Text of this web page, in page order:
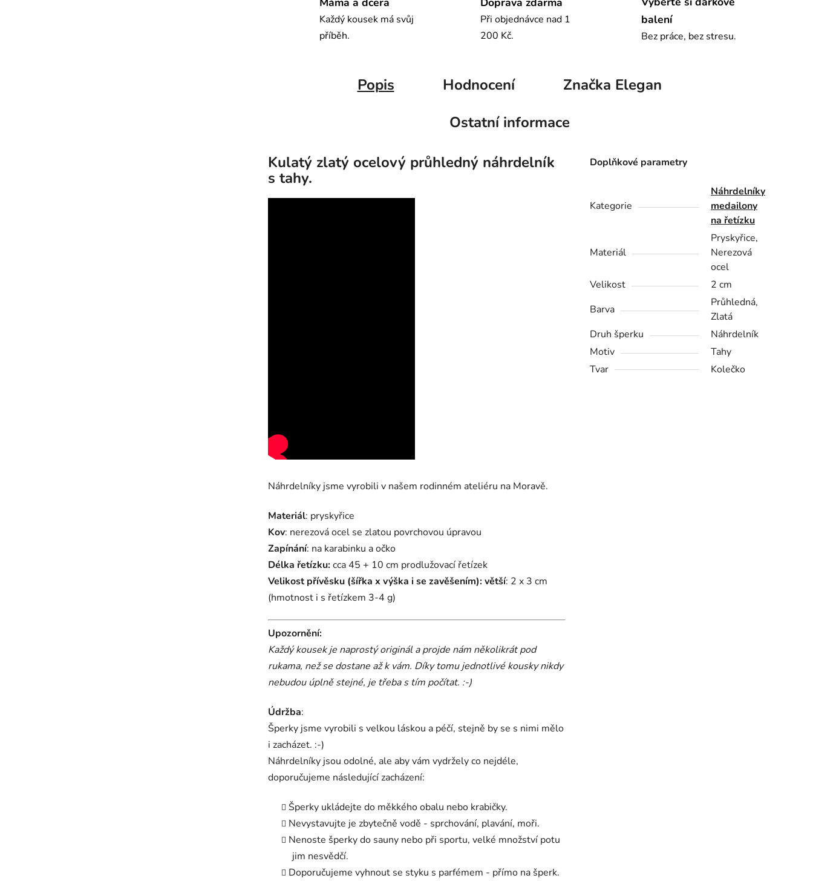
Každý kousek má svůj
příběh.
Při objednávce nad 1
200 Kč.
balení
Bez práce, bez stresu.
Popis Hodnocení Značka Elegan
Ostatní informace
Kulatý zlatý ocelový průhledný náhrdelník
s tahy.
Náhrdelníky jsme vyrobili v našem rodinném ateliéru na Moravě.
Materiál: pryskyřice
Kov: nerezová ocel se zlatou povrchovou úpravou
Zapínání: na karabinku a očko
Délka řetízku:cca 45 + 10 cm prodlužovací řetízek
Velikost přívěsku (šířka x výška i se zavěšením):větší: 2 x 3 cm
(hmotnost i s řetízkem 3-4 g)
Upozornění:
Každý kousek je naprostý originál a projde nám několikrát pod
rukama, než se dostane až k vám. Díky tomu jednotlivé kousky nikdy
nebudou úplně stejné, je třeba s tím počítat. :-)
Údržba:
Šperky jsme vyrobili s velkou láskou a péčí, stejně by se s nimi mělo
i zacházet. :-)
Náhrdelníky jsou odolné, ale aby vám vydržely co nejdéle,
doporučujeme následující zacházení:
Šperky ukládejte do měkkého obalu nebo krabičky.
Nevystavujte je zbytečně vodě - sprchování, plavání, moři.
Nenoste šperky do sauny nebo při sportu, velké množství potu
jim nesvědčí.
Doporučujeme vyhnout se styku s parfémem - přímo na šperk.
Doplňkové parametry
Kategorie
Náhrdelníky
medailony
na řetízku
Materiál
Pryskyřice,
Nerezová
ocel
Velikost
2 cm
Barva
Průhledná,
Zlatá
Druh šperku
Náhrdelník
Motiv
Tahy
Tvar
Kolečko